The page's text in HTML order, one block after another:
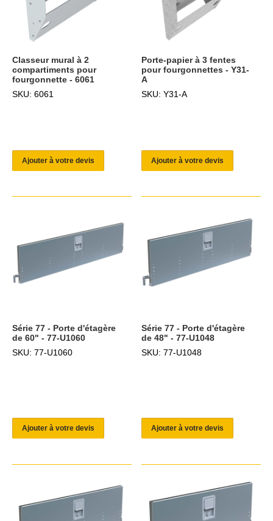
Classeur mural à 2
compartiments pour
fourgonnette - 6061
SKU: 6061
Ajouter à votre devis
Porte-papier à 3 fentes
pour fourgonnettes - Y31-
A
SKU: Y31-A
Ajouter à votre devis
Série 77 - Porte d'étagère
de 60" - 77-U1060
SKU: 77-U1060
Ajouter à votre devis
Série 77 - Porte d'étagère
de 48" - 77-U1048
SKU: 77-U1048
Ajouter à votre devis